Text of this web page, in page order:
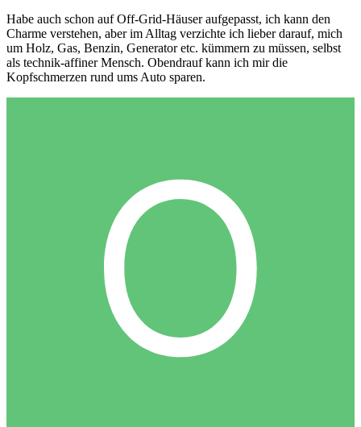
Habe auch schon auf Off-Grid-Häuser aufgepasst, ich kann den
Charme verstehen, aber im Alltag verzichte ich lieber darauf, mich
um Holz, Gas, Benzin, Generator etc. kümmern zu müssen, selbst
als technik-affiner Mensch. Obendrauf kann ich mir die
Kopfschmerzen rund ums Auto sparen.